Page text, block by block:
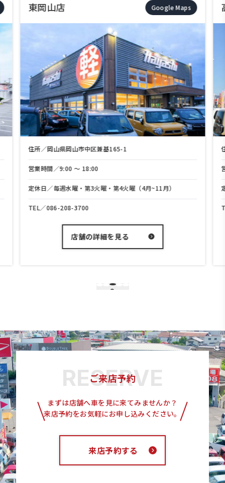
東岡山店 Google Maps
住所／岡山県岡山市中区兼基165-1
営業時間／9:00 〜 18:00
定休日／毎週水曜・第3火曜・第4火曜（4月~11月）
TEL／086-208-3700
店舗の詳細を見る
3
ご来店予約
まずは店舗へ車を見に来てみませんか？
来店予約をお気軽にお申し込みください。
来店予約する